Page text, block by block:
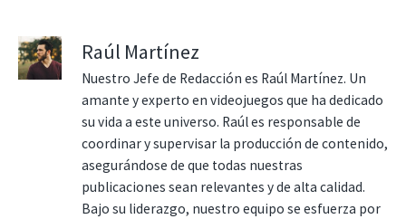
Raúl Martínez
Nuestro Jefe de Redacción es Raúl Martínez. Un
amante y experto en videojuegos que ha dedicado
su vida a este universo. Raúl es responsable de
coordinar y supervisar la producción de contenido,
asegurándose de que todas nuestras
publicaciones sean relevantes y de alta calidad.
Bajo su liderazgo, nuestro equipo se esfuerza por